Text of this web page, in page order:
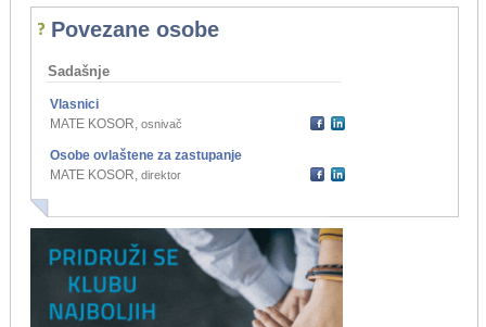
Povezane osobe
Sadašnje
Vlasnici
MATE KOSOR, osnivač
Osobe ovlaštene za zastupanje
MATE KOSOR, direktor